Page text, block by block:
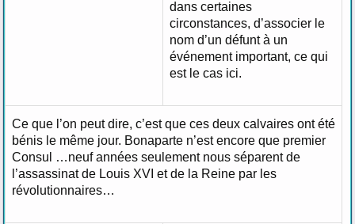
dans certaines
circonstances, d’associer le
nom d’un défunt à un
événement important, ce qui
est le cas ici.
Ce que l’on peut dire, c’est que ces deux calvaires ont été
bénis le même jour. Bonaparte n’est encore que premier
Consul …neuf années seulement nous séparent de
l’assassinat de Louis XVI et de la Reine par les
révolutionnaires…